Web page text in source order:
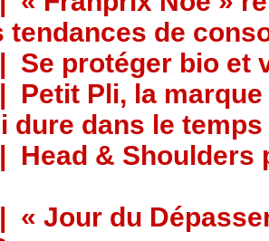
tendances de
| Se protéger bio et
| Petit Pli, la
dure dans le temps
| Head & Shoulders
| « Jour du